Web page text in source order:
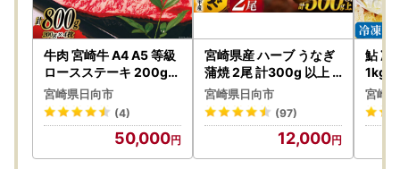
をいただいても対応いたしかねます。
・返礼品をお届けする際の配送伝票について、ご依頼主には
ご寄附者様のお名前が入ります。変更はいたしかねますので
ご了承ください。
・お受取人様の郵便受けにお届けする返礼品（メール便）に
つきましては、依頼主様のお名前は配送伝票に印字されませ
ん。なお、ふるさと納税の記載が入りますのでご了承くださ
牛肉 宮崎牛 A4 A5 等級
ロースステーキ 200g×
4 計800g
宮崎県日向市
(4)
50,000
宮崎県産 ハーブ うなぎ
蒲焼 2尾 計300g 以上
タレ山椒付き
宮崎県日向市
(97)
12,000
鮎 冷
1kg
宮崎